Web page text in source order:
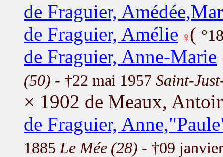
de Fraguier,
de Fraguier, Amélie (
de Fraguier, Anne-Marie
(50) - †22 mai 1957 Saint-
× 1902 de Meaux,
de Fraguier,
1885 Le Mée (28) - †09